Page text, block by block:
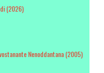
(2026)
Nenoddantana (2005)